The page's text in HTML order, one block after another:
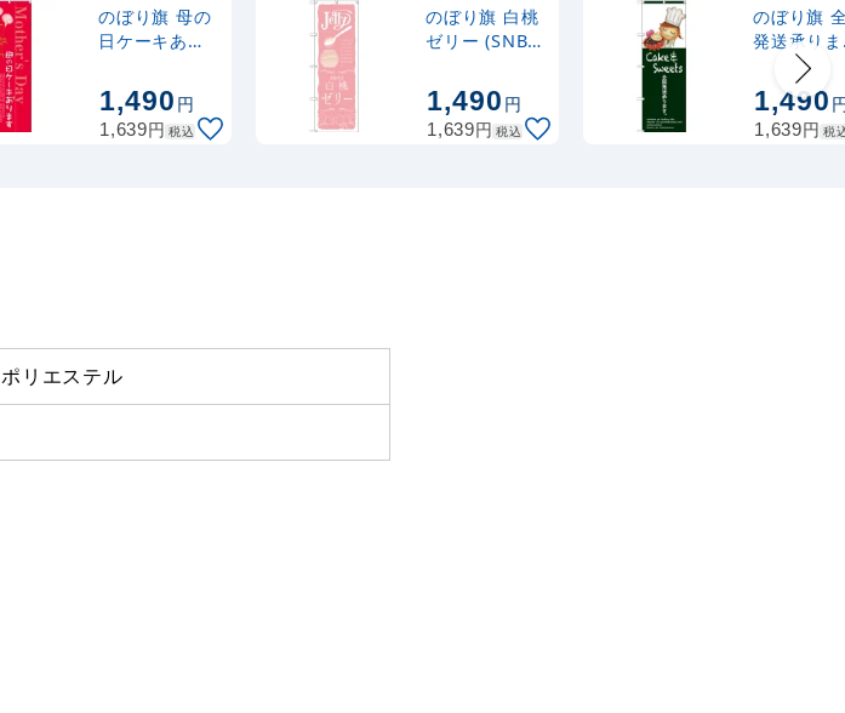
(30537BLK)
注水型マルチのぼりスタンド
20L
税込 カゴへ
のぼり旗 母の
日ケーキあり
2741)
1,490円
1,639円 税込
のぼり旗 白桃
ゼリー (SNB-
1,490円
1,639円 税込
のぼり旗
発送承り
Cake ＆
Sweets 上
にイラスト
(SNB-
1,490
1,639円 税
ポリエステル